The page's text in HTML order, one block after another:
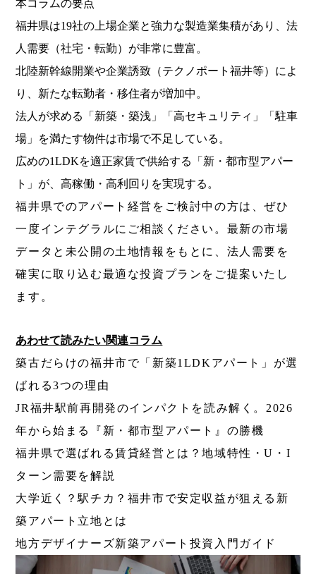
本コラムの要点
福井県は19社の上場企業と強力な製造業集積があり、法
人需要（社宅・転勤）が非常に豊富。
北陸新幹線開業や企業誘致（テクノポート福井等）によ
り、新たな転勤者・移住者が増加中。
法人が求める「新築・築浅」「高セキュリティ」「駐車
場」を満たす物件は市場で不足している。
広めの1LDKを適正家賃で供給する「新・都市型アパー
ト」が、高稼働・高利回りを実現する。
福井県でのアパート経営をご検討中の方は、ぜひ
一度インテグラルにご相談ください。最新の市場
データと未公開の土地情報をもとに、法人需要を
確実に取り込む最適な投資プランをご提案いたし
ます。
あわせて読みたい関連コラム
築古だらけの福井市で「新築1LDKアパート」が選
ばれる3つの理由
JR福井駅前再開発のインパクトを読み解く。2026
年から始まる『新・都市型アパート』の勝機
福井県で選ばれる賃貸経営とは？地域特性・U・I
ターン需要を解説
大学近く？駅チカ？福井市で安定収益が狙える新
築アパート立地とは
地方デザイナーズ新築アパート投資入門ガイド